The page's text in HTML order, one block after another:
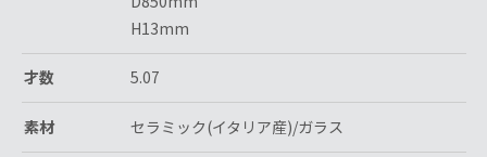
H13mm
才数 5.07
素材 セラミック(イタリア産)/ガラス